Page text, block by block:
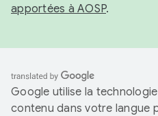
apportées à AOSP.
Google utilise la
contenu dans votre langue